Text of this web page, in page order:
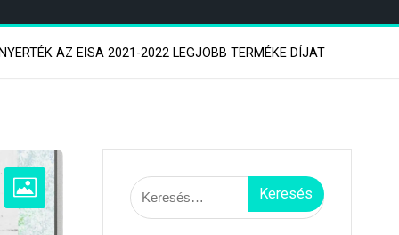
AZ EISA 2021-2022 LEGJOBB TERMÉKE DÍJAT
Keresés: